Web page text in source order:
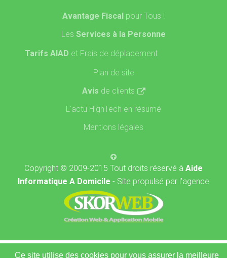
Ce site utilise des cookies pour vous assurer la meilleure
Avantage Fiscal pour Tous !
Les Services à la Personne
Tarifs AIAD et Frais de déplacement
Plan de site
Avis de clients
L'actu HighTech en résumé
Mentions légales
Copyright © 2009-2015 Tout droits réservé à Aide
Informatique A Domicile - Site propulsé par l'agence